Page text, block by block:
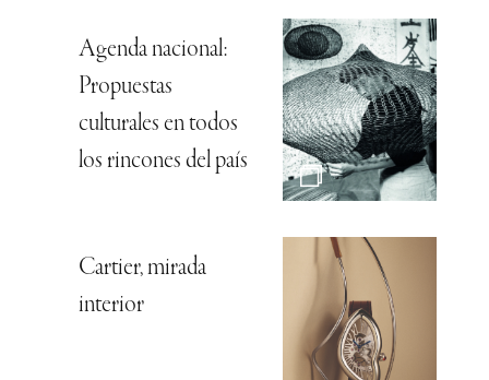
Agenda nacional:
Propuestas
culturales en todos
los rincones del país
Cartier, mirada
interior